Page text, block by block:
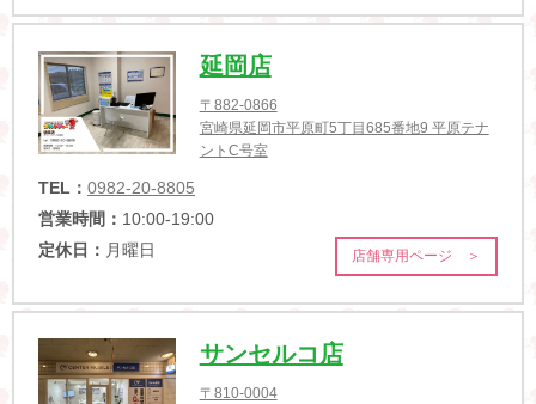
延岡店
〒882-0866
宮崎県延岡市平原町5丁目685番地9 平原テナ
ントC号室
TEL： 0982-20-8805
営業時間： 10:00-19:00
定休日： 月曜日 店舗専用ページ ＞
サンセルコ店
〒810-0004